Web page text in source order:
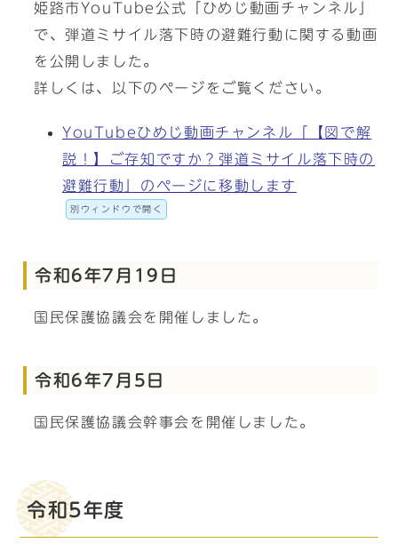
姫路市YouTube公式「ひめじ動画チャンネル」
で、弾道ミサイル落下時の避難行動に関する動画
を公開しました。
詳しくは、以下のページをご覧ください。
YouTubeひめじ動画チャンネル「【図で解
説！】ご存知ですか？弾道ミサイル落下時の
避難行動」のページに移動します
別ウィンドウで開く
令和6年7月19日
国民保護協議会を開催しました。
令和6年7月5日
国民保護協議会幹事会を開催しました。
令和5年度